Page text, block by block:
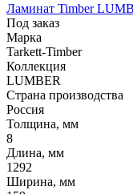
Ламинат Timber
Под заказ
Марка
Tarkett-Timber
Коллекция
LUMBER
Страна производства
Россия
Толщина, мм
8
Длина, мм
1292
Ширина, мм